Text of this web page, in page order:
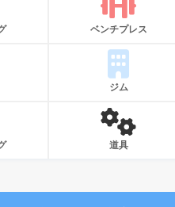
ベンチプレス
ジム
道具